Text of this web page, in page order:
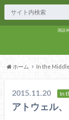
国語
ホーム In the Middle
2015.11.20 In
アトウェル